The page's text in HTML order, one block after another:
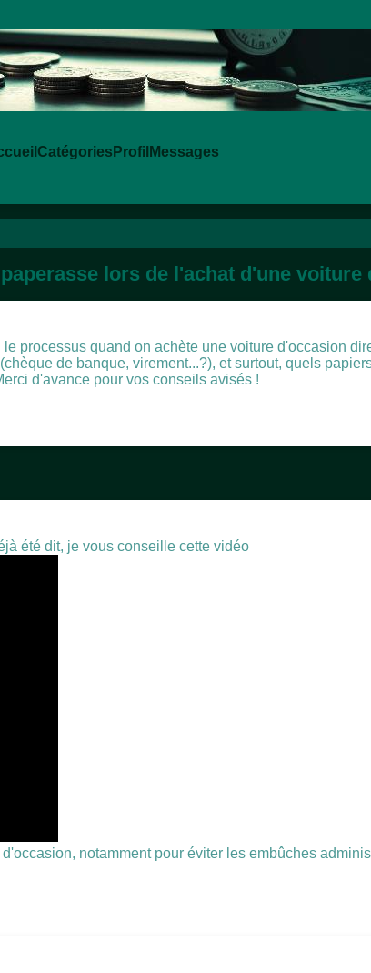
Catégories Profil Messages
lors de l'achat d'une
processus quand on achète une voiture d'occasion
de banque, virement...?), et surtout, quels
d'avance pour vos conseils avisés !
été dit, je vous conseille cette vidéo
notamment pour éviter les embûches